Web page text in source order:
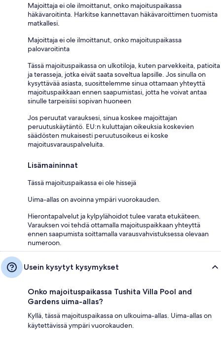
Majoittaja ei ole ilmoittanut, onko majoituspaikassa
häkävaroitinta. Harkitse kannettavan häkävaroittimen tuomista
matkallesi.
Majoittaja ei ole ilmoittanut, onko majoituspaikassa
palovaroitinta
Tässä majoituspaikassa on ulkotiloja, kuten parvekkeita, patioita
ja terasseja, jotka eivät saata soveltua lapsille. Jos sinulla on
kysyttävää asiasta, suosittelemme sinua ottamaan yhteyttä
majoituspaikkaan ennen saapumistasi, jotta he voivat antaa
sinulle tarpeisiisi sopivan huoneen
Jos peruutat varauksesi, sinua koskee majoittajan
peruutuskäytäntö. EU:n kuluttajan oikeuksia koskevien
säädösten mukaisesti peruutusoikeus ei koske
majoitusvarauspalveluita.
Lisämaininnat
Tässä majoituspaikassa ei ole hissejä
Uima-allas on avoinna ympäri vuorokauden.
Hierontapalvelut ja kylpylähoidot tulee varata etukäteen.
Varauksen voi tehdä ottamalla majoituspaikkaan yhteyttä
ennen saapumista soittamalla varausvahvistuksessa olevaan
numeroon.
Usein kysytyt kysymykset
Onko majoituspaikassa Tushita Villa Pool and
Gardens uima-allas?
Kyllä, tässä majoituspaikassa on ulkouima-allas. Uima-allas on
käytettävissä ympäri vuorokauden.